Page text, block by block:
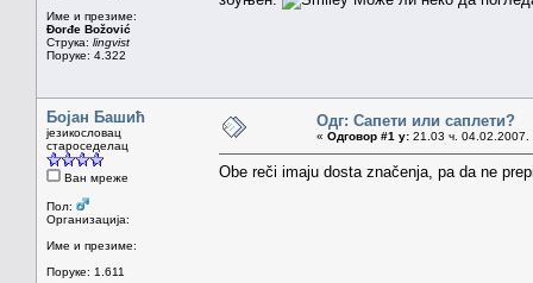
Име и презиме:
Đorđe Božović
Струка: lingvist
Поруке: 4.322
Бојан Башић
језикословац
староседелац
Ван мреже
Пол:
Организација:
Име и презиме:
Поруке: 1.611
Одг: Сапети или саплети?
« Одговор #1 у: 21.03 ч. 04.02.2007.
Obe reči imaju dosta značenja, pa da ne